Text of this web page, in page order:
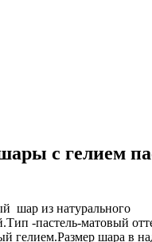
с гелием
шар из натурального
-пастель-матовый
гелием.Размер шара в